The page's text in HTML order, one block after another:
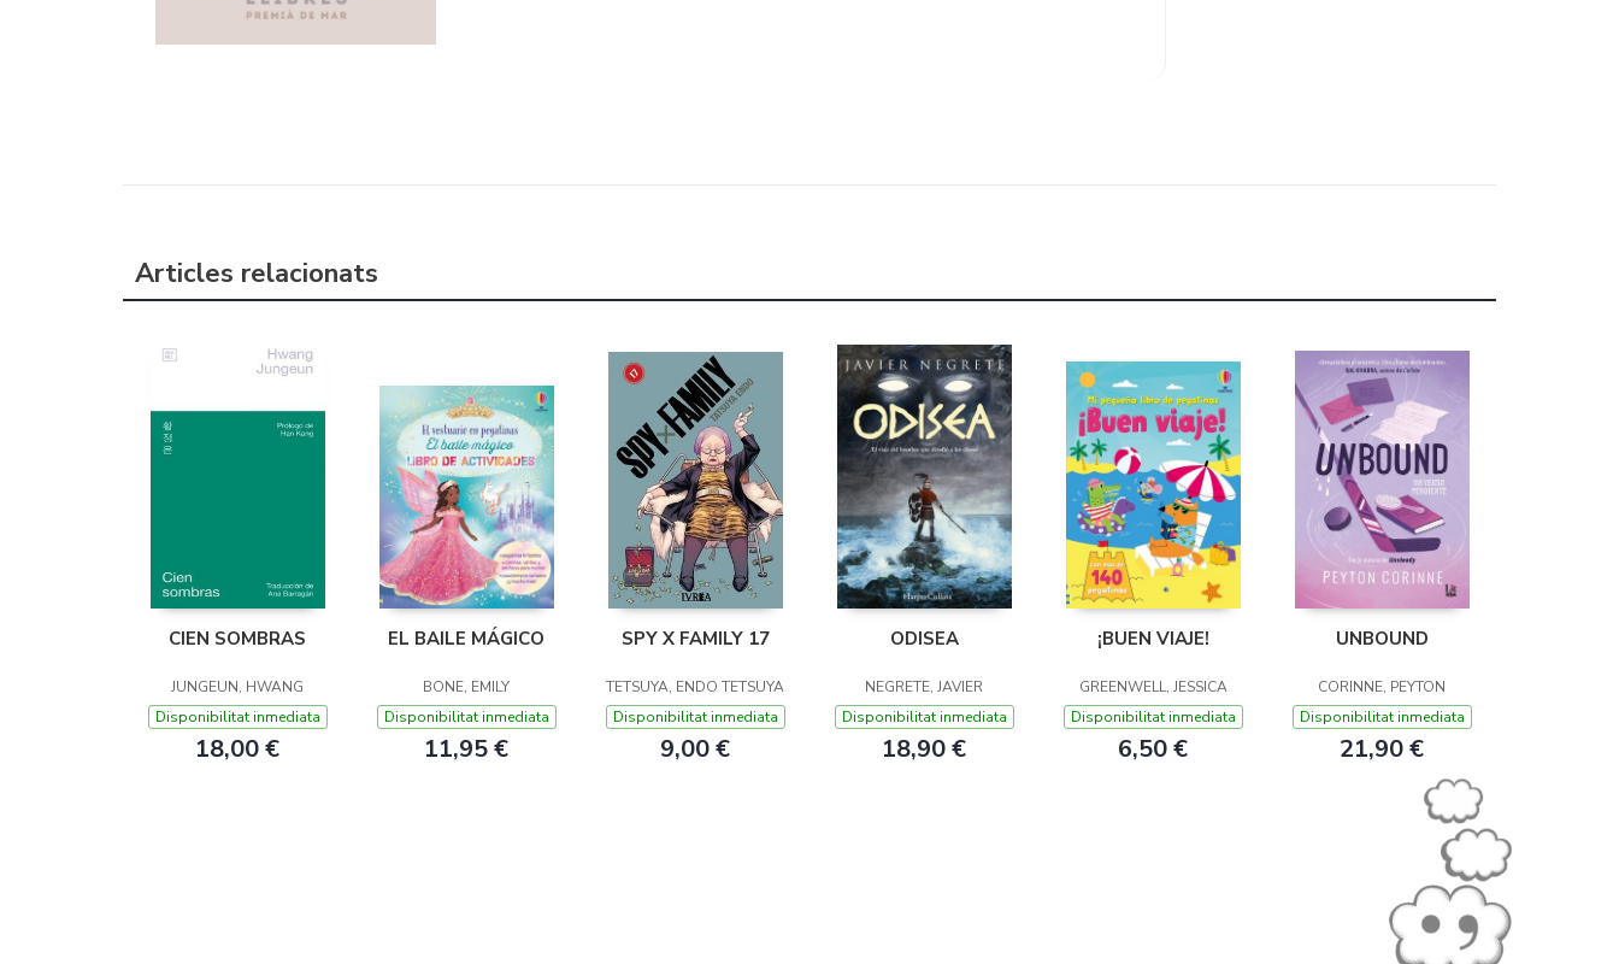
Articles relacionats
CIEN SOMBRAS
JUNGEUN, HWANG
Disponibilitat inmediata
18,00 €
EL BAILE MÁGICO
BONE, EMILY
Disponibilitat inmediata
11,95 €
SPY X FAMILY 17
TETSUYA, ENDO TETSUYA
Disponibilitat inmediata
9,00 €
ODISEA
NEGRETE, JAVIER
Disponibilitat inmediata
18,90 €
¡BUEN VIAJE!
GREENWELL, JESSICA
Disponibilitat inmediata
6,50 €
UNBOUND
CORINNE, PEYTON
Disponibilitat inmediata
21,90 €